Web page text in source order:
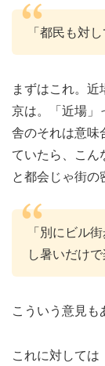
「都民も対
まずはこれ。
京は。「近場」
舎のそれは意味
ていたら、こん
と都会じゃ街の
「別にビル
し暑いだけ
こういう意見も
これに対して